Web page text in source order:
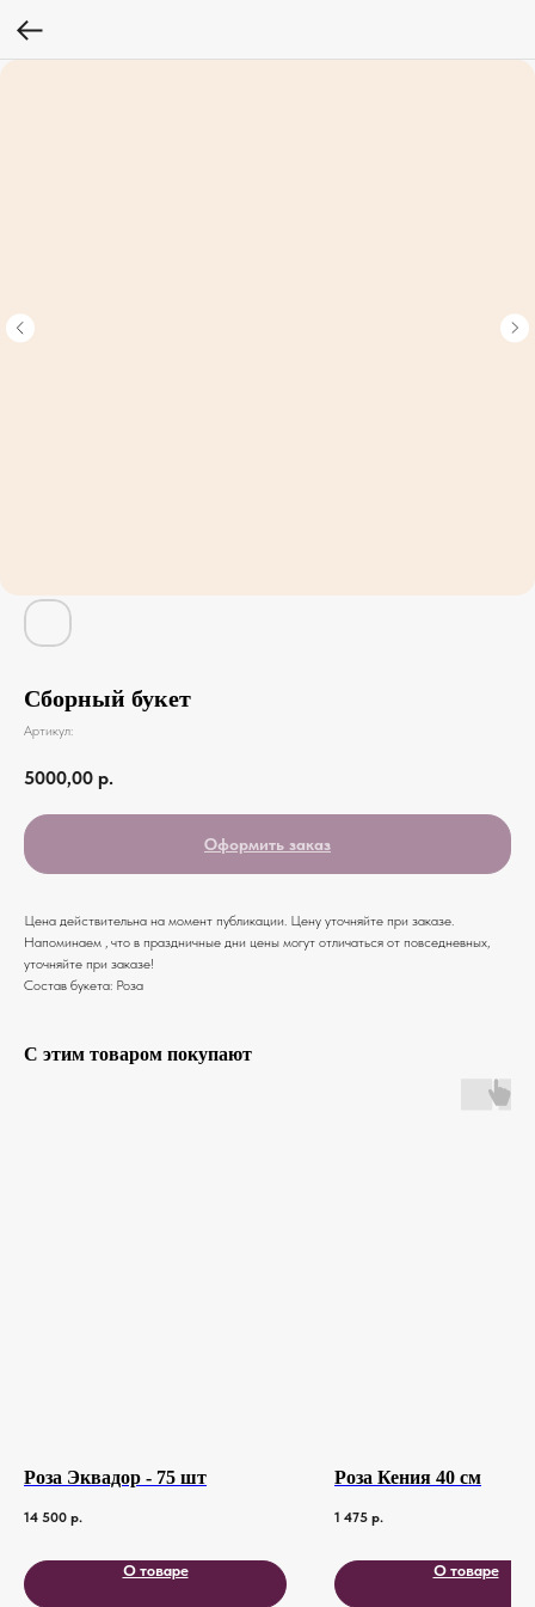
Сборный букет
Артикул:
5000,00 р.
Оформить заказ
Цена действительна на момент публикации. Цену уточняйте при заказе.
Напоминаем , что в праздничные дни цены могут отличаться от повседневных,
уточняйте при заказе!
Состав букета: Роза
С этим товаром покупают
Роза Эквадор - 75 шт
14 500 р.
О товаре
Роза Кения 40 см
1 475 р.
О товаре